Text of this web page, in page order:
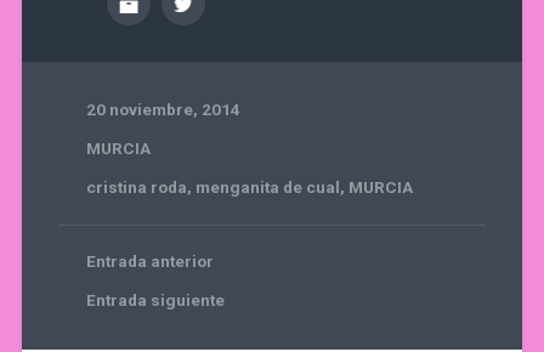
20 noviembre, 2014
MURCIA
cristina roda, menganita de cual, MURCIA
Entrada anterior
Entrada siguiente